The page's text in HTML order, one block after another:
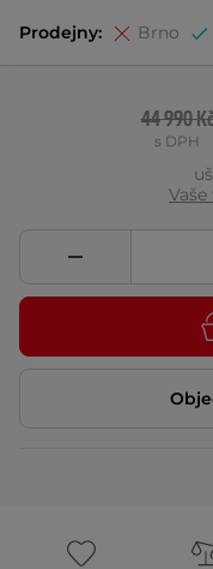
Prodejny: Brno
44 990 Kč
s DPH